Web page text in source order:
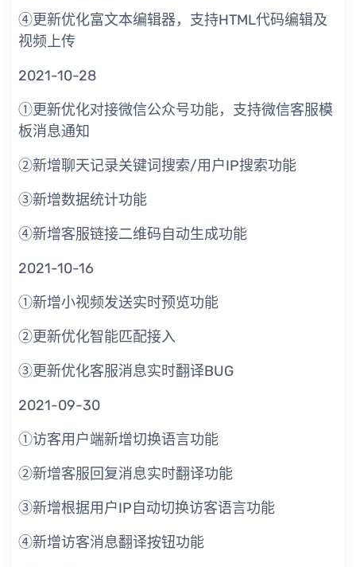
④更新优化富文本编辑器，支持HTML代码编辑及
视频上传
2021-10-28
①更新优化对接微信公众号功能，支持微信客服模
板消息通知
②新增聊天记录关键词搜索/用户IP搜索功能
③新增数据统计功能
④新增客服链接二维码自动生成功能
2021-10-16
①新增小视频发送实时预览功能
②更新优化智能匹配接入
③更新优化客服消息实时翻译BUG
2021-09-30
①访客用户端新增切换语言功能
②新增客服回复消息实时翻译功能
③新增根据用户IP自动切换访客语言功能
④新增访客消息翻译按钮功能